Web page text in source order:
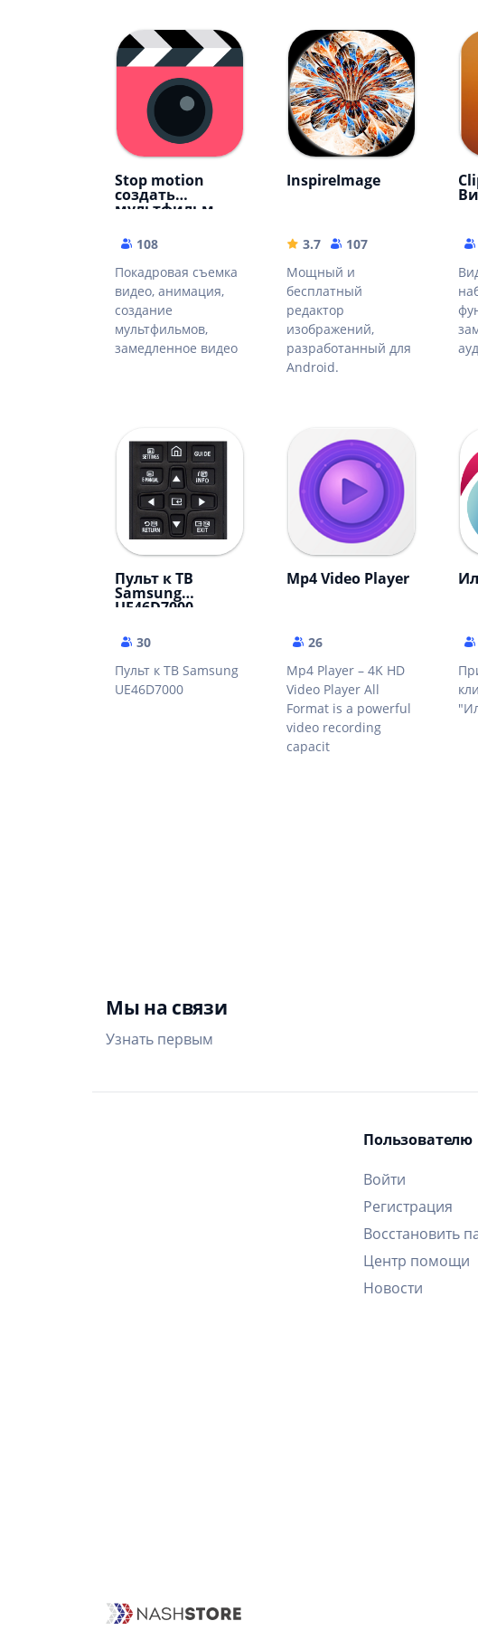
Stop motion
создать
мультфильм
108
Покадровая съемка
видео, анимация,
создание
мультфильмов,
замедленное видео
InspireImage
3.7
107
Mощный и
бесплатный
редактор
изображений,
разработанный для
Android.
Пульт к ТВ
Samsung
UE46D7000
30
Пульт к ТВ Samsung
UE46D7000
Mp4 Video Player
26
Mp4 Player – 4K HD
Video Player All
Format is a powerful
video recording
capacit
Мы на связи
Узнать первым
Пользователю
Войти
Регистрация
Восстановить
Центр помощи
Новости